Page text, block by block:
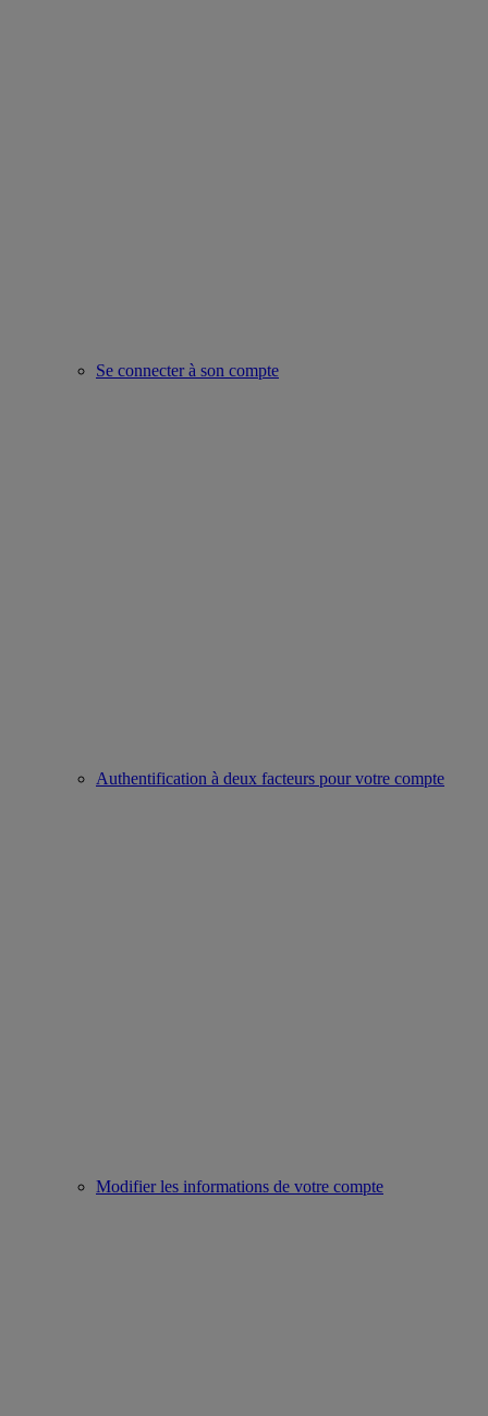
Se connecter à son compte
Authentification à deux facteurs pour votre compte
Modifier les informations de votre compte